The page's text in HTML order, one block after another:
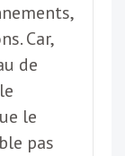
Car,
de
le
pas